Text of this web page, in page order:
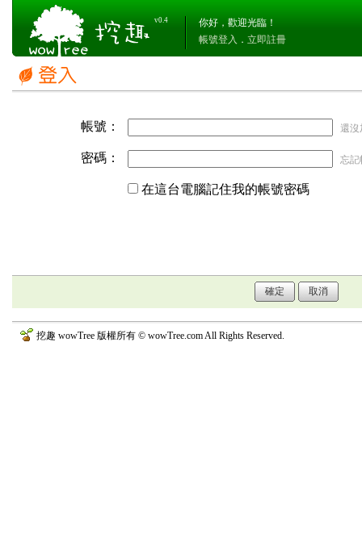
v0.4
你好，歡迎光臨！
帳號登入 ． 立即註冊
帳號： 還
密碼： 忘記
在這台電腦記住我的帳號密碼
挖趣 wowTree 版權所有 © wowTree.com All Rights Reserved.